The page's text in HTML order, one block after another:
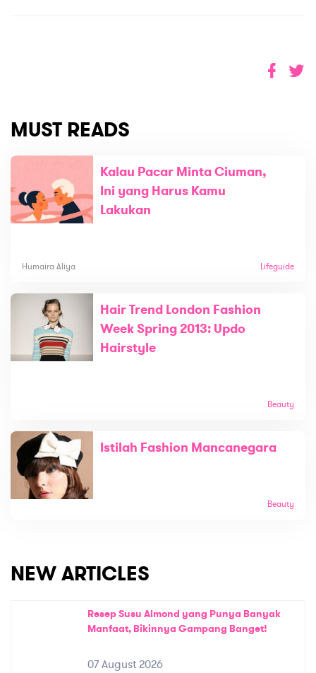
MUST READS
Kalau Pacar Minta Ciuman,
Ini yang Harus Kamu
Lakukan
Humaira Aliya Lifeguide
Hair Trend London Fashion
Week Spring 2013: Updo
Hairstyle
Beauty
Istilah Fashion Mancanegara
Beauty
NEW ARTICLES
Resep Susu Almond yang Punya Banyak
Manfaat, Bikinnya Gampang Banget!
07 August 2026